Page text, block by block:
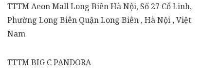
TTTM Aeon Mall Long Biên Hà Nội, Số 27 Cổ Linh,
Phường Long Biên Quận Long Biên , Hà Nội , Việt
Nam
TTTM BIG C PANDORA